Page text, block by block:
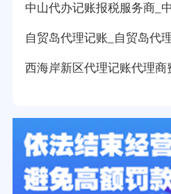
中山代办记账报税服务商_
自贸岛代理记账_自贸岛代
西海岸新区代理记账代理商